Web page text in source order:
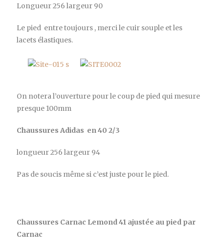
Longueur 256 largeur 90
Le pied entre toujours , merci le cuir souple et les
lacets élastiques.
On notera l’ouverture pour le coup de pied qui mesure
presque 100mm
Chaussures Adidas en 40 2/3
longueur 256 largeur 94
Pas de soucis même si c’est juste pour le pied.
Chaussures Carnac Lemond 41 ajustée au pied par
Carnac